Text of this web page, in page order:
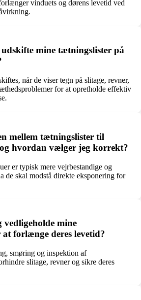
vinduets og dørens levetid ved
mine tætningslister på
når de viser tegn på slitage, revner,
for at opretholde effektiv
mellem tætningslister til
hvordan vælger jeg korrekt?
er typisk mere vejrbestandige og
de skal modstå direkte eksponering for
mine
forlænge deres levetid?
smøring og inspektion af
slitage, revner og sikre deres